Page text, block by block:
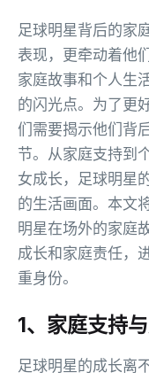
足球明星背后的家
表现，更牵动着他
家庭故事和个人生
的闪光点。为了更
们需要揭示他们背
节。从家庭支持到
女成长，足球明星
的生活画面。本文
明星在场外的家庭
成长和家庭责任，
重身份。
1、家庭支持
足球明星的成长离